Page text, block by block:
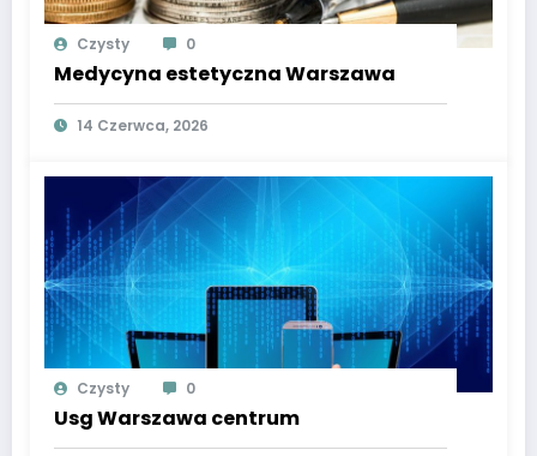
Czysty 0
Medycyna estetyczna Warszawa
14 Czerwca, 2026
Czysty 0
Usg Warszawa centrum